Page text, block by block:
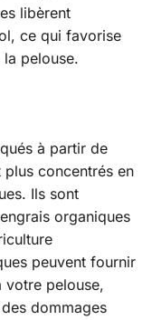
libèrent
ce qui favorise
pelouse.
à partir de
concentrés en
Ils sont
organiques
peuvent fournir
votre pelouse,
dommages